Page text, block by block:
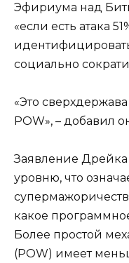
Эфириума над
«если есть атака
социально
«Это
POW», – добавил
Заявление Дрейка
уровню, что
какое
Более простой
(POW) имеет